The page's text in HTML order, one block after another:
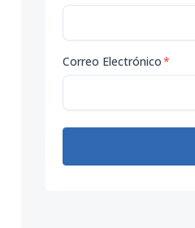
Correo Electrónico*